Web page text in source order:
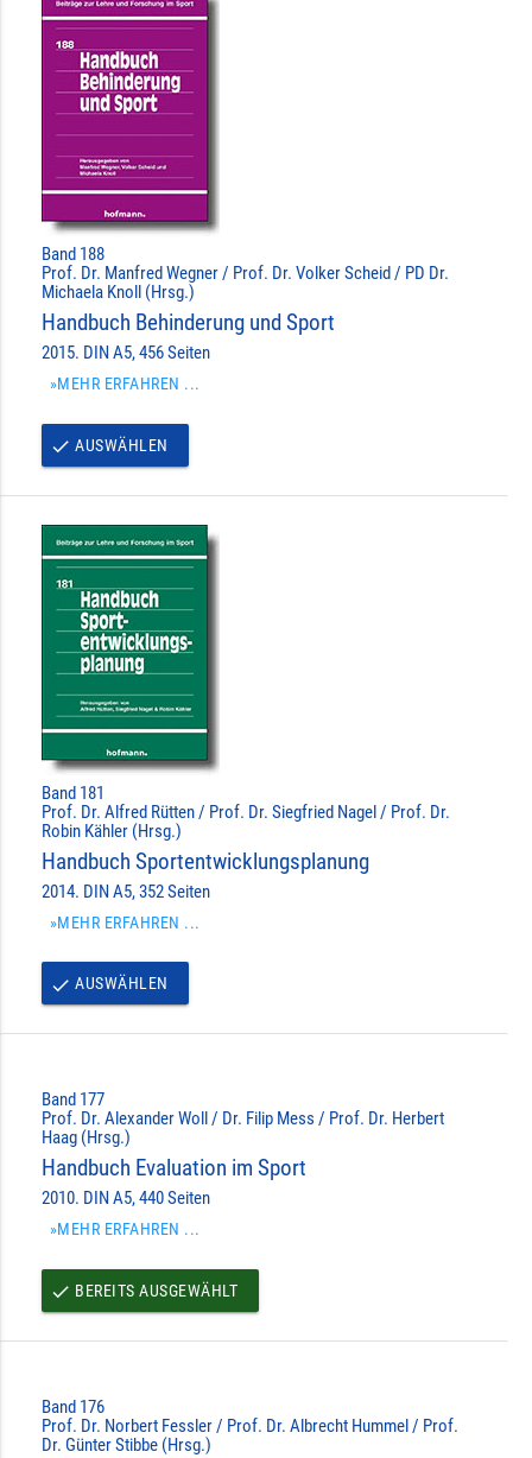
Band 188
Prof. Dr. Manfred Wegner / Prof. Dr. Volker Scheid / PD Dr.
Michaela Knoll (Hrsg.)
Handbuch Behinderung und Sport
2015. DIN A5, 456 Seiten
»MEHR ERFAHREN ...
done AUSWÄHLEN
Band 181
Prof. Dr. Alfred Rütten / Prof. Dr. Siegfried Nagel / Prof. Dr.
Robin Kähler (Hrsg.)
Handbuch Sportentwicklungsplanung
2014. DIN A5, 352 Seiten
»MEHR ERFAHREN ...
done AUSWÄHLEN
Band 177
Prof. Dr. Alexander Woll / Dr. Filip Mess / Prof. Dr. Herbert
Haag (Hrsg.)
Handbuch Evaluation im Sport
2010. DIN A5, 440 Seiten
»MEHR ERFAHREN ...
done BEREITS AUSGEWÄHLT
Band 176
Prof. Dr. Norbert Fessler / Prof. Dr. Albrecht Hummel / Prof.
Dr. Günter Stibbe (Hrsg.)